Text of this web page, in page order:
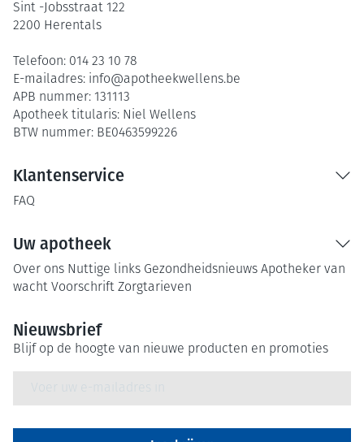
Sint -Jobsstraat 122
2200 Herentals
Telefoon: 014 23 10 78
E-mailadres: info@apotheekwellens.be
APB nummer: 131113
Apotheek titularis: Niel Wellens
BTW nummer: BE0463599226
Klantenservice
FAQ
Uw apotheek
Over ons Nuttige links Gezondheidsnieuws Apotheker van
wacht Voorschrift Zorgtarieven
Nieuwsbrief
Blijf op de hoogte van nieuwe producten en promoties